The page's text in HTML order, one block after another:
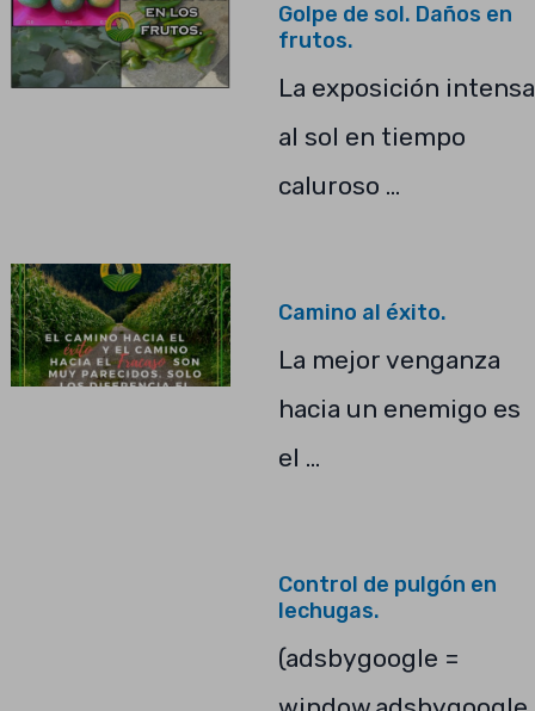
Golpe de sol. Daños en
frutos.
La exposición intensa
al sol en tiempo
caluroso …
Camino al éxito.
La mejor venganza
hacia un enemigo es
el …
Control de pulgón en
lechugas.
(adsbygoogle =